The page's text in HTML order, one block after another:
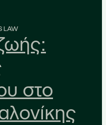
LAW
στο